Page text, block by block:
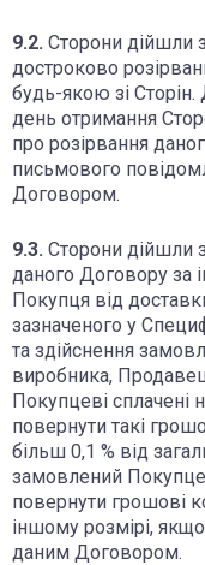
9.2. Сторони дійшли
достроково
будь-якою зі
день отримання
про розірвання
письмового
Договором.
9.3. Сторони дійшли
даного Договору за
Покупця від
зазначеного у
та здійснення
виробника,
Покупцеві
повернути такі
більш 0,1 % від
замовлений
повернути грошові
іншому розмірі,
даним Договором.